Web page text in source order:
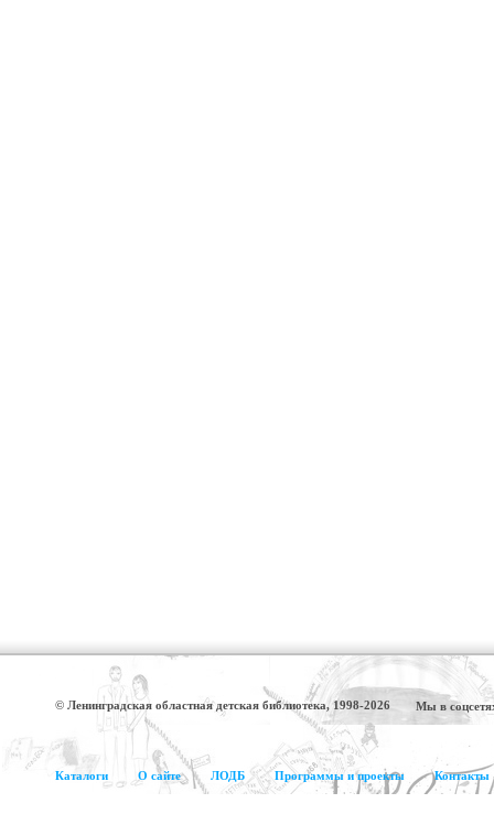
© Ленинградская областная детская библиотека, 1998-2026 Мы в
Каталоги О сайте ЛОДБ Программы и проекты Контакты